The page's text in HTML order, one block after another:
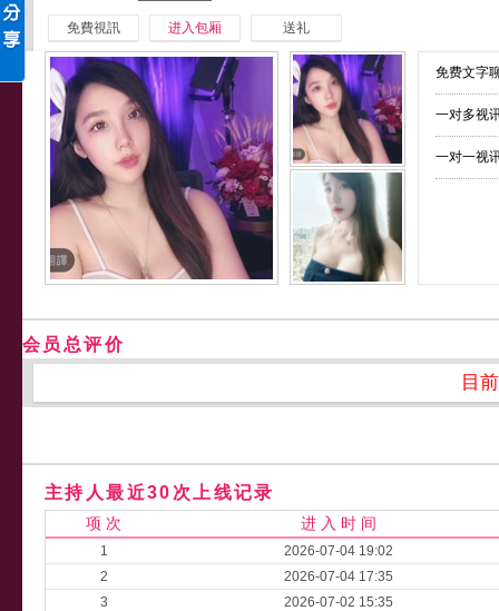
免費視訊 进入包厢 送礼
免费文字
一对多视
一对一视
会员总评价
目
主持人最近30次上线记录
项 次 进 入 时 间
1
2026-07-04 19:02
2
2026-07-04 17:35
3
2026-07-02 15:35